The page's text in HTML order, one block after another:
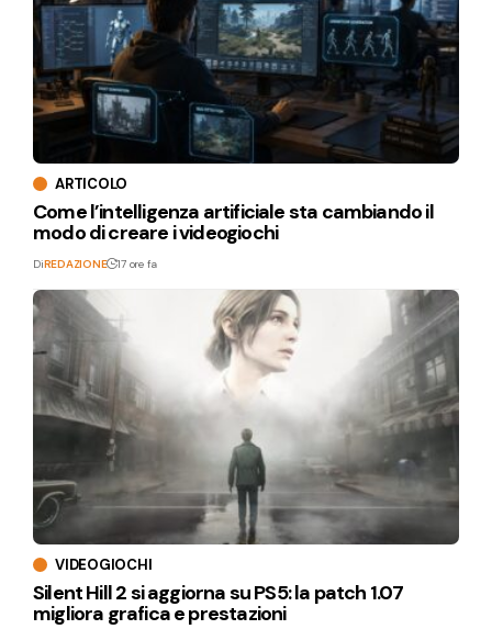
ARTICOLO
Come l’intelligenza artificiale sta cambiando il
modo di creare i videogiochi
DiREDAZIONE 17 ore fa
VIDEOGIOCHI
Silent Hill 2 si aggiorna su PS5: la patch 1.07
migliora grafica e prestazioni